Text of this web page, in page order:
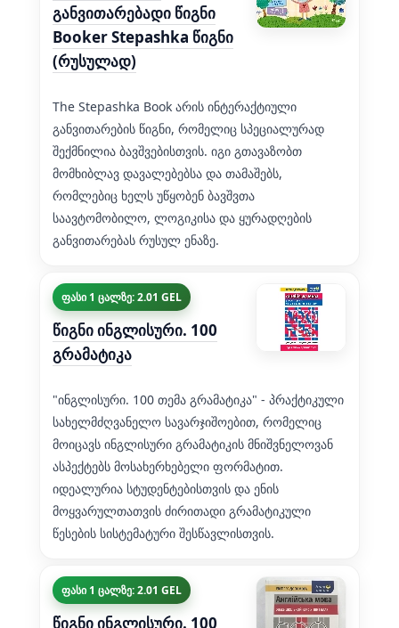
განვითარებადი წიგნი
Booker Stepashka წიგნი
(რუსულად)
The Stepashka Book არის ინტერაქტიული
განვითარების წიგნი, რომელიც სპეციალურად
შექმნილია ბავშვებისთვის. იგი გთავაზობთ
მომხიბლავ დავალებებსა და თამაშებს,
რომლებიც ხელს უწყობენ ბავშვთა
საავტომობილო, ლოგიკისა და ყურადღების
განვითარებას რუსულ ენაზე.
ფასი 1 ცალზე: 2.01 GEL
წიგნი ინგლისური. 100
გრამატიკა
"ინგლისური. 100 თემა გრამატიკა" - პრაქტიკული
სახელმძღვანელო სავარჯიშოებით, რომელიც
მოიცავს ინგლისური გრამატიკის მნიშვნელოვან
ასპექტებს მოსახერხებელი ფორმატით.
იდეალურია სტუდენტებისთვის და ენის
მოყვარულთათვის ძირითადი გრამატიკული
წესების სისტემატური შესწავლისთვის.
ფასი 1 ცალზე: 2.01 GEL
წიგნი ინგლისური. 100